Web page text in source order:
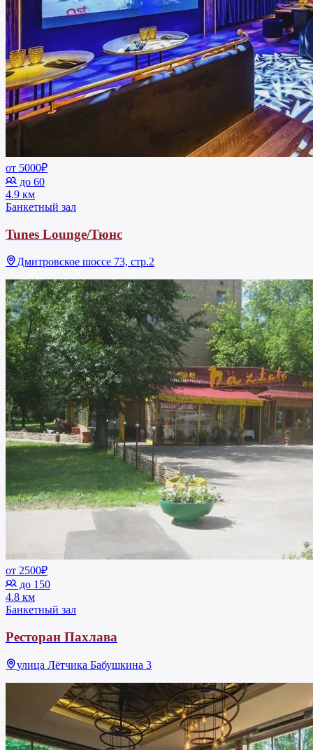
от 5000₽
до 60
4.9 км
Банкетный зал
Tunes Lounge/Тюнс
Дмитровское шоссе 73, стр.2
от 2500₽
до 150
4.8 км
Банкетный зал
Ресторан Пахлава
улица Лётчика Бабушкина 3